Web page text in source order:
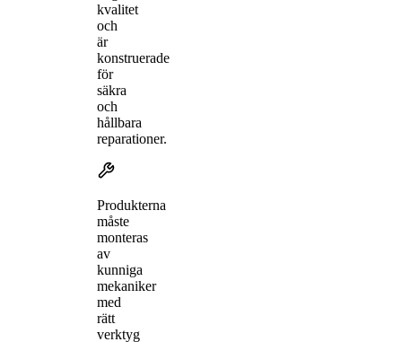
kvalitet
och
är
konstruerade
för
säkra
och
hållbara
reparationer.
Produkterna
måste
monteras
av
kunniga
mekaniker
med
rätt
verktyg